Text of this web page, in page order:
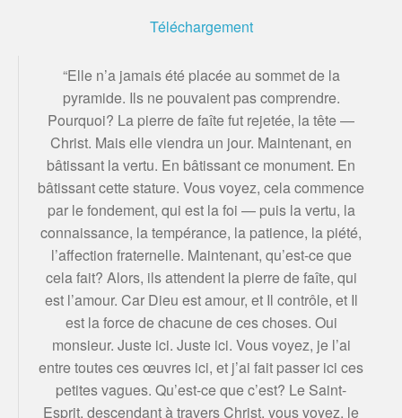
Téléchargement
“Elle n’a jamais été placée au sommet de la
pyramide. Ils ne pouvaient pas comprendre.
Pourquoi? La pierre de faîte fut rejetée, la tête —
Christ. Mais elle viendra un jour. Maintenant, en
bâtissant la vertu. En bâtissant ce monument. En
bâtissant cette stature. Vous voyez, cela commence
par le fondement, qui est la foi — puis la vertu, la
connaissance, la tempérance, la patience, la piété,
l’affection fraternelle. Maintenant, qu’est-ce que
cela fait? Alors, ils attendent la pierre de faîte, qui
est l’amour. Car Dieu est amour, et Il contrôle, et Il
est la force de chacune de ces choses. Oui
monsieur. Juste ici. Juste ici. Vous voyez, je l’ai
entre toutes ces œuvres ici, et j’ai fait passer ici ces
petites vagues. Qu’est-ce que c’est? Le Saint-
Esprit, descendant à travers Christ, vous voyez, le